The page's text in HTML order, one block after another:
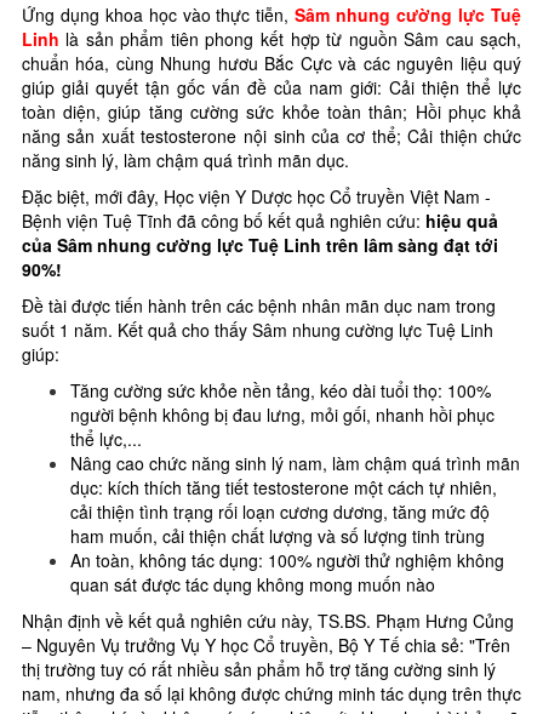
Ứng dụng khoa học vào thực tiễn,Sâm nhung cường lực Tuệ
Linh là sản phẩm tiên phong kết hợp từ nguồn Sâm cau sạch,
chuẩn hóa, cùng Nhung hươu Bắc Cực và các nguyên liệu quý
giúp giải quyết tận gốc vấn đề của nam giới: Cải thiện thể lực
toàn diện, giúp tăng cường sức khỏe toàn thân; Hồi phục khả
năng sản xuất testosterone nội sinh của cơ thể; Cải thiện chức
năng sinh lý, làm chậm quá trình mãn dục.
Đặc biệt, mới đây, Học viện Y Dược học Cổ truyền Việt Nam -
Bệnh viện Tuệ Tĩnh đã công bố kết quả nghiên cứu: hiệu quả
của Sâm nhung cường lực Tuệ Linh trên lâm sàng đạt tới
90%!
Đề tài được tiến hành trên các bệnh nhân mãn dục nam trong
suốt 1 năm. Kết quả cho thấy Sâm nhung cường lực Tuệ Linh
giúp:
Tăng cường sức khỏe nền tảng, kéo dài tuổi thọ: 100%
người bệnh không bị đau lưng, mỏi gối, nhanh hồi phục
thể lực,...
Nâng cao chức năng sinh lý nam, làm chậm quá trình mãn
dục: kích thích tăng tiết testosterone một cách tự nhiên,
cải thiện tình trạng rối loạn cương dương, tăng mức độ
ham muốn, cải thiện chất lượng và số lượng tinh trùng
An toàn, không tác dụng: 100% người thử nghiệm không
quan sát được tác dụng không mong muốn nào
Nhận định về kết quả nghiên cứu này, TS.BS. Phạm Hưng Củng
– Nguyên Vụ trưởng Vụ Y học Cổ truyền, Bộ Y Tế chia sẻ: "Trên
thị trường tuy có rất nhiều sản phẩm hỗ trợ tăng cường sinh lý
nam, nhưng đa số lại không được chứng minh tác dụng trên thực